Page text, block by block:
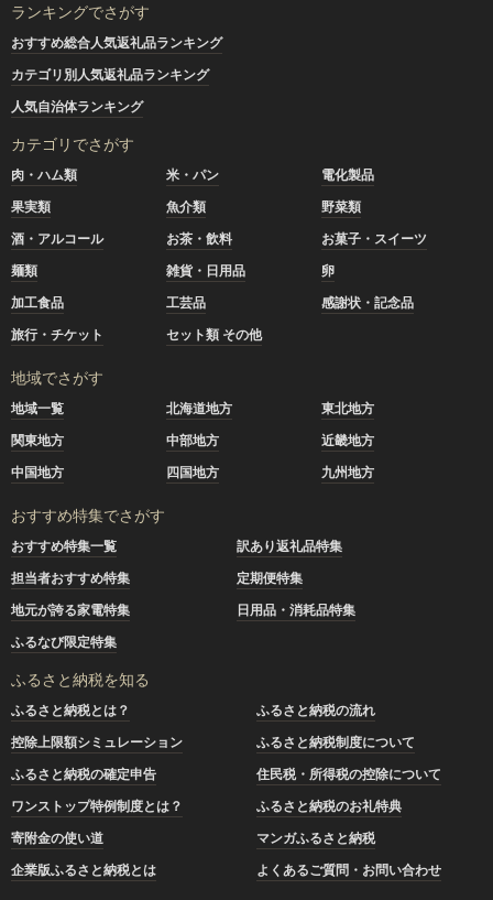
ランキングでさがす
おすすめ総合人気返礼品ランキング
カテゴリ別人気返礼品ランキング
人気自治体ランキング
カテゴリでさがす
肉・ハム類 米・パン
電化製品
果実類
魚介類
野菜類
酒・アルコール
お茶・飲料
お菓子・スイーツ
麺類
雑貨・日用品
卵
加工食品
工芸品
感謝状・記念品
旅行・チケット
セット類 その他
地域でさがす
地域一覧 北海道地方
東北地方
関東地方
中部地方
近畿地方
中国地方
四国地方 九州地方
おすすめ特集でさがす
おすすめ特集一覧
訳あり返礼品特集
担当者おすすめ特集
定期便特集
地元が誇る家電特集
日用品・消耗品特集
ふるなび限定特集
ふるさと納税を知る
ふるさと納税とは？
ふるさと納税の流れ
控除上限額シミュレーション
ふるさと納税制度について
ふるさと納税の確定申告
住民税・所得税の控除について
ワンストップ特例制度とは？
ふるさと納税のお礼特典
寄附金の使い道
マンガふるさと納税
企業版ふるさと納税とは
よくあるご質問・お問い合わせ